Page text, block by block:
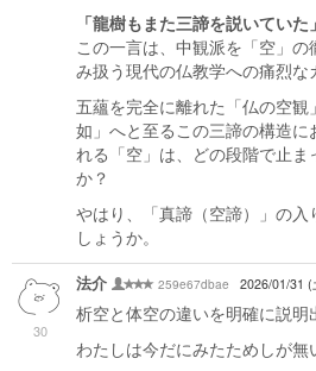
「龍樹もまた三諦を説いていた」
この一言は、中観派を「空」
み扱う現代の仏教学への痛烈な
五蘊を完全に離れた「仏の空
如」へと至るこの三諦の構造
れる「空」は、どの段階で止
か？
やはり、「真諦（空諦）」の
しょうか。
30
法介 259e67dbae 2026/01/31
析空と体空の違いを明確に説明
わたしは今だにみたためしが無